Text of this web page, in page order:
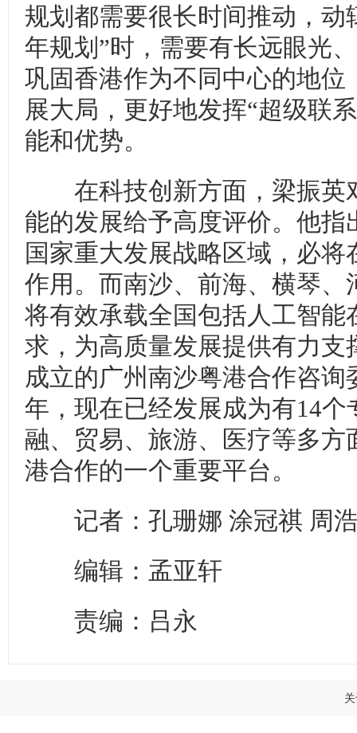
规划都需要很长时间推动，动
年规划”时，需要有长远眼光
巩固香港作为不同中心的地位
展大局，更好地发挥“超级联
能和优势。
在科技创新方面，梁振英
能的发展给予高度评价。他指
国家重大发展战略区域，必
作用。而南沙、前海、横琴、
将有效承载全国包括人工智能
求，为高质量发展提供有力支
成立的广州南沙粤港合作咨询
年，现在已经发展成为有14
融、贸易、旅游、医疗等多方
港合作的一个重要平台。
记者：孔珊娜 涂冠祺 周
编辑：孟亚轩
责编：吕永